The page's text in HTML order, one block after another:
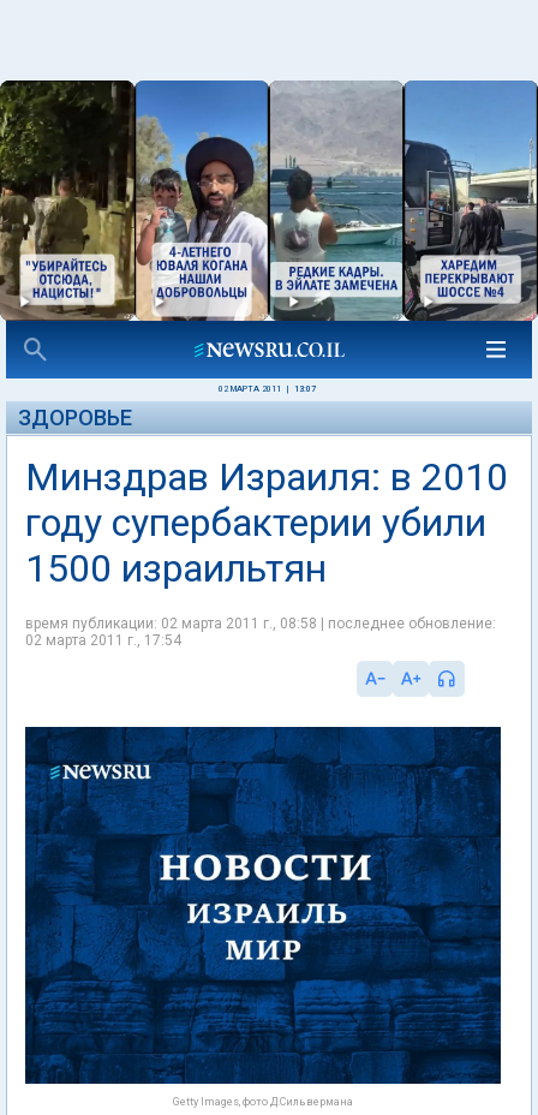
02 МАРТА 2011 13:07
ЗДОРОВЬЕ
Минздрав Израиля: в 2010
году супербактерии убили
1500 израильтян
время публикации: 02 марта 2011 г., 08:58 | последнее обновление:
02 марта 2011 г., 17:54
Getty Images, фото Д.Сильвермана